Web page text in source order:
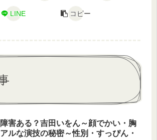
LINE コピー
害ある？吉田いをん～顔でかい・胸
ルな演技の秘密～性別・すっぴん・